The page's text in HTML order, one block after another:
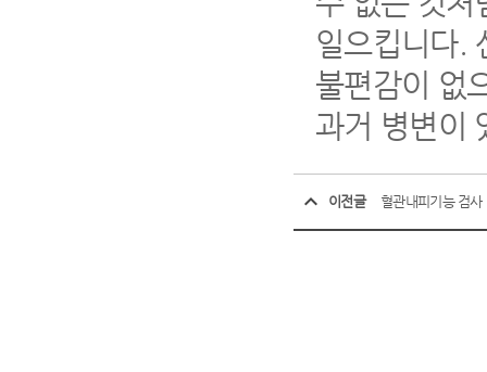
일으킵니다.
불편감이 없
과거 병변이
이전글 혈관내피기능 검사